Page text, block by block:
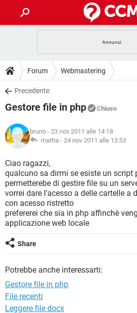
INTRATTENIMENTO
iOS
INSTAGRAM
TIKTOK
HARDWARE
GUIDE
COVID-19
INSTAGRAM
TIKTOK
HARDWARE
DOWNLOAD
COVID-19
INTRATTENIMENTO
iOS
INSTAGRAM
TIKTOK
HARDWARE
COVID-19
INTRATTENIMENTO
iOS
INSTAGRAM
TIKTOK
HARDWARE
GLOSSARIO
COVID-19
INTRATTENIMENTO
iOS
INSTAGRAM
TIKTOK
HARDWARE
Forum Webmastering
Precedente
Gestore file in php Chiuso
bruno - 23 nov 2011 alle 14:18
mattia - 24 nov 2011 alle 13:53
Ciao ragazzi,
qualcuno sa dirmi se esiste un script
permetterebe di gestire file su un
vorrei dare l'acesso a delle cartelle a
con acesso ristretto
prefererei che sia in php affinchè
applicazione web locale
Share
Potrebbe anche interessarti:
Gestore file in php
File recenti
Leggere file docx